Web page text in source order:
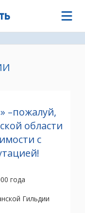
–пожалуй,
области
с
года
Гильдии